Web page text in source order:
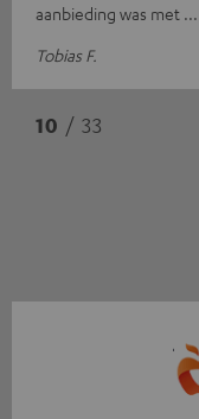
aanbieding was met
Tobias F.
10 / 33